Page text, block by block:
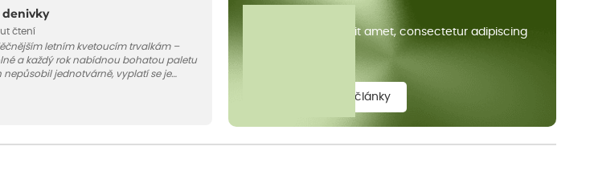
čtení
letním kvetoucím trvalkám –
a každý rok nabídnou bohatou paletu
nepůsobil jednotvárně, vyplatí se je
V dnešním článku vám ukážeme, s
denivky nejlépe ladí.
Lorem ipsum dolor sit amet, consectetur adipiscing
zobrazit všechny články